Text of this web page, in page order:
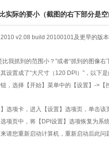
实际的要小（截图的右下部分是
v2.08 build 20100101及更早的版
我抓到的范围小？”或者“抓到的图像
设置成了“大尺寸（120 DPI）”，以下
，选择【开始】菜单中的【设置】->
选项卡，进入【设置】选项页，单击
项页中，将【DPI设置】选项恢复为系
请您重新启动计算机，重新启动后此问